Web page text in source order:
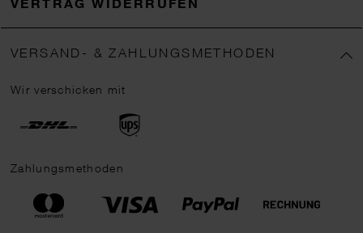
VERSAND- & ZAHLUNGSMETHODEN
Wir verschicken mit
Zahlungsmethoden